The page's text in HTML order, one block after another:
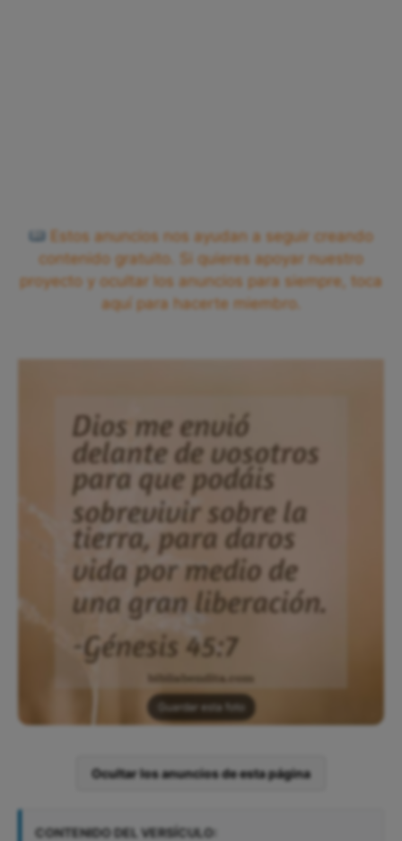
Estos anuncios nos ayudan a seguir creando
contenido gratuito. Si quieres apoyar nuestro
proyecto y ocultar los anuncios para siempre, toca
aquí para hacerte miembro.
Guardar esta foto
Ocultar los anuncios de esta página
CONTENIDO DEL VERSÍCULO: